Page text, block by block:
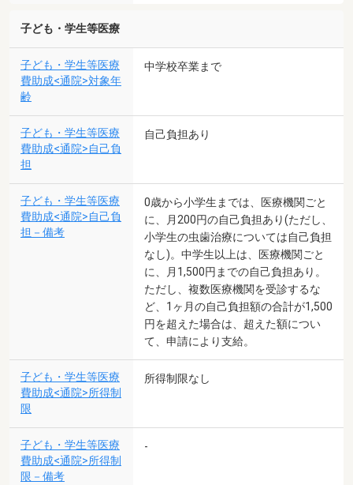
子ども・学生等医療
子ども・学生等医療
費助成<通院>対象年
齢
中学校卒業まで
子ども・学生等医療
費助成<通院>自己負
担
自己負担あり
子ども・学生等医療
費助成<通院>自己負
担－備考
0歳から小学生までは、医療機関ごと
に、月200円の自己負担あり(ただし、
小学生の虫歯治療については自己負担
なし)。中学生以上は、医療機関ごと
に、月1,500円までの自己負担あり。
ただし、複数医療機関を受診するな
ど、1ヶ月の自己負担額の合計が1,500
円を超えた場合は、超えた額につい
て、申請により支給。
子ども・学生等医療
費助成<通院>所得制
限
所得制限なし
子ども・学生等医療
費助成<通院>所得制
限－備考
-